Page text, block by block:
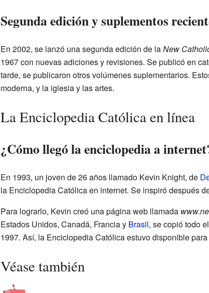
Segunda edición y suplementos
En 2002, se lanzó una segunda edición de laNew
1967 con nuevas adiciones y revisiones. Se publicó en
tarde, se publicaron otros volúmenes suplementarios.
moderna, y la iglesia y las artes.
La Enciclopedia Católica en línea
¿Cómo llegó la enciclopedia a
En 1993, un joven de 26 años llamado Kevin Knight, de
la Enciclopedia Católica en internet. Se inspiró después
Para lograrlo, Kevin creó una página web llamada
Estados Unidos, Canadá, Francia y Brasil, se copió todo
1997. Así, la Enciclopedia Católica estuvo disponible
Véase también